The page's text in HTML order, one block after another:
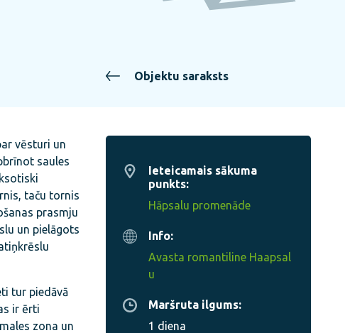
Objektu saraksts
vēsturi un
saules
taču tornis
prasmju
un pielāgots
tur piedāvā
ir ērti
zona un
Ieteicamais sākuma
punkts:
Hāpsalu promenāde
Info:
Avasta romantiline Haapsal
u
Maršruta ilgums:
1 diena